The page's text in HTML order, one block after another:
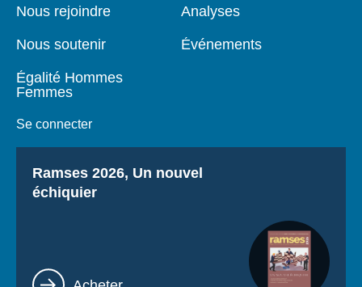
Nous rejoindre
Nous soutenir
Égalité Hommes
Femmes
Se connecter
Analyses
Événements
Titre
Ramses 2026, Un nouvel
échiquier